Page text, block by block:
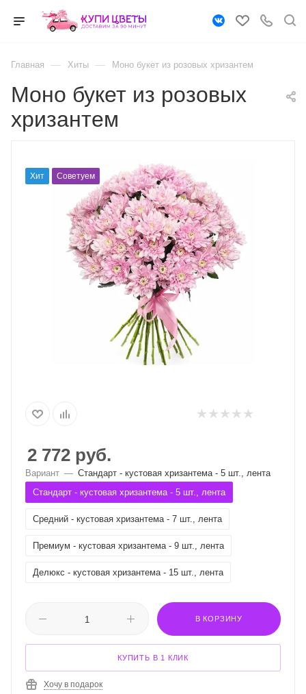
Главная — Хиты — Моно букет из розовых хризантем
Моно букет из розовых
хризантем
Хит Советуем
2 772 руб.
Вариант — Стандарт - кустовая хризантема - 5 шт., лента
Стандарт - кустовая хризантема - 5 шт., лента
Средний - кустовая хризантема - 7 шт., лента
Премиум - кустовая хризантема - 9 шт., лента
Делюкс - кустовая хризантема - 15 шт., лента
В КОРЗИНУ
КУПИТЬ В 1 КЛИК
Хочу в подарок